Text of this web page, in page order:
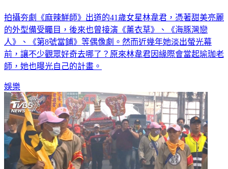
拍攝夯劇《麻辣鮮師》出道的41歲女星林韋君，憑著甜美亮麗
的外型備受矚目，後來也曾接演《薰衣草》、《海豚灣戀
人》、《第8號當鋪》等偶像劇。然而近幾年她淡出螢光幕
前，讓不少觀眾好奇去哪了？原來林韋君因緣際會當起瑜珈老
師，她也曝光自己的計畫。
娛樂